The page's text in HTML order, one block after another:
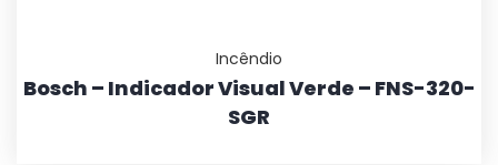
Incêndio
Bosch – Indicador Visual Verde – FNS-320-
SGR